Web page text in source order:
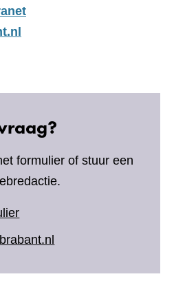
formulier of stuur een
(verwijst
naar
andere